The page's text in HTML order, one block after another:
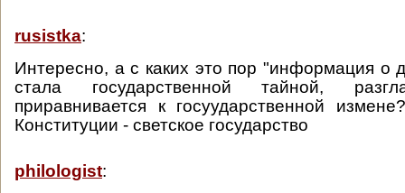
rusistka:
Интересно, а с каких это пор "информация о
стала государственной тайной,
приравнивается к госуударственной
Конституции - светское государство
philologist: